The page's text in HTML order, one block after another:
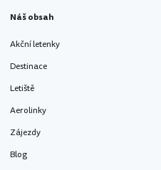
Náš obsah
Akční letenky
Destinace
Letiště
Aerolinky
Zájezdy
Blog